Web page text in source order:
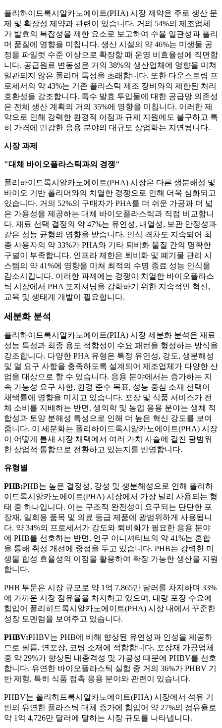
폴리하이드록시알카노에이트(PHA) 시장 제약은 주로 생산 문
제 및 확장성 제약과 관련이 있습니다. 거의 54%의 제조업체
가 발효의 복잡성을 제한 요소로 보고하여 수율 일관성과 폴리
머 품질에 영향을 미칩니다. 생산 시설의 약 46%는 미생물 공
정을 파일럿 수준 이상으로 확장할 때 운영 비효율성에 직면합
니다. 공급원료 변동성은 거의 38%의 생산업체에 영향을 미쳐
일관되지 않은 폴리머 특성을 초래합니다. 또한 다운스트림 프
로세서의 약 43%는 기존 플라스틱 제조 장비와의 제한된 처리
호환성을 강조합니다. 특수 발효 투입물에 대한 공급망 의존성
은 전체 생산 계획의 거의 35%에 영향을 미칩니다. 이러한 제
약으로 인해 강력한 환경적 이점과 규제 지원에도 불구하고 특
히 가격에 민감한 응용 분야의 대규모 상업화는 지연됩니다.
시장 과제
"대체 바이오플라스틱과의 경쟁"
폴리하이드록시알카노에이트(PHA) 시장은 다른 생분해성 및
바이오 기반 폴리머와의 치열한 경쟁으로 인해 더욱 심화되고
있습니다. 거의 52%의 구매자가 PHA를 더 쉬운 가공과 더 넓
은 가용성을 제공하는 대체 바이오플라스틱과 직접 비교합니
다. 재료 선택 결정의 약 47%는 유연성, 내열성, 보관 안정성과
같은 성능 균형의 영향을 받습니다. 인식 격차도 지속되어 최
종 사용자의 약 33%가 PHA와 기타 퇴비화 물질 간의 명확한
구별이 부족합니다. 인프라 제한은 퇴비화 및 폐기물 관리 시
스템의 약 41%에 영향을 미쳐 최적의 수명 종료 성능 인식을
감소시킵니다. 이러한 과제에는 경쟁이 치열한 바이오플라스
틱 시장에서 PHA 포지셔닝을 강화하기 위한 지속적인 혁신,
교육 및 생태계 개발이 필요합니다.
세분화 분석
폴리하이드록시알카노에이트(PHA) 시장 세분화 분석은 재료
성능 특성과 최종 용도 적합성이 수요 패턴을 형성하는 방식을
강조합니다. 다양한 PHA 유형은 특정 유연성, 강도, 생분해성
및 열 요구 사항을 충족하도록 설계되어 제조업체가 다양한 산
업을 대상으로 할 수 있습니다. 응용 분야에서는 증가하는 지
속 가능성 요구 사항, 환경 준수 목표, 성능 중심 소재 선택이
채택률에 영향을 미치고 있습니다. 포장 및 식품 서비스가 전
체 소비를 지배하는 반면, 생의학 및 농업 응용 분야는 생체 적
합성과 토양 분해성 특성으로 인해 더 높은 혁신 강도를 보여
줍니다. 이 세분화는 폴리하이드록시알카노에이트(PHA) 시장
이 어떻게 틈새 시장 채택에서 여러 가치 사슬에 걸친 광범위
한 상업적 통합으로 전환하고 있는지를 반영합니다.
유형별
PHB:PHB는 높은 결정성, 강성 및 생분해성으로 인해 폴리하
이드록시알카노에이트(PHA) 시장에서 가장 널리 사용되는 형
태 중 하나입니다. 이는 구조적 완전성이 요구되는 단단한 포
장재, 일회용 품목 및 의료 등급 제품에 광범위하게 사용됩니
다. 약 34%의 프로세서가 강도와 퇴비화가 필요한 응용 분야
에 PHB를 선호하는 반면, 연구 이니셔티브의 약 41%는 혼합
을 통해 취성 개선에 중점을 두고 있습니다. PHB는 강력한 미
생물 합성 효율성의 이점을 활용하여 확장 가능한 생산을 지원
합니다.
PHB 부문은 시장 규모로 약 1억 7,865만 달러를 차지하며 33%
에 가까운 시장 점유율을 차지하고 있으며, 대량 포장 수요에
힘입어 폴리히드록시알카노에이트(PHA) 시장 내에서 꾸준한
성장 모멘텀을 보여주고 있습니다.
PHBV:PHBV는 PHB에 비해 향상된 유연성과 인성을 제공하
므로 필름, 연포장, 코팅 소재에 적합합니다. 포장재 가공업체
중 약 29%가 향상된 내충격성 및 가공성 때문에 PHBV를 선호
합니다. 유연한 바이오플라스틱 실험 중 거의 36%가 PHBV 기
반 제형, 특히 식품 접촉 응용 분야와 관련이 있습니다.
PHBV는 폴리히드록시알카노에이트(PHA) 시장에서 석유 기
반의 유연한 플라스틱 대체 증가에 힘입어 약 27%의 점유율로
약 1억 4,726만 달러에 달하는 시장 규모를 나타냅니다.